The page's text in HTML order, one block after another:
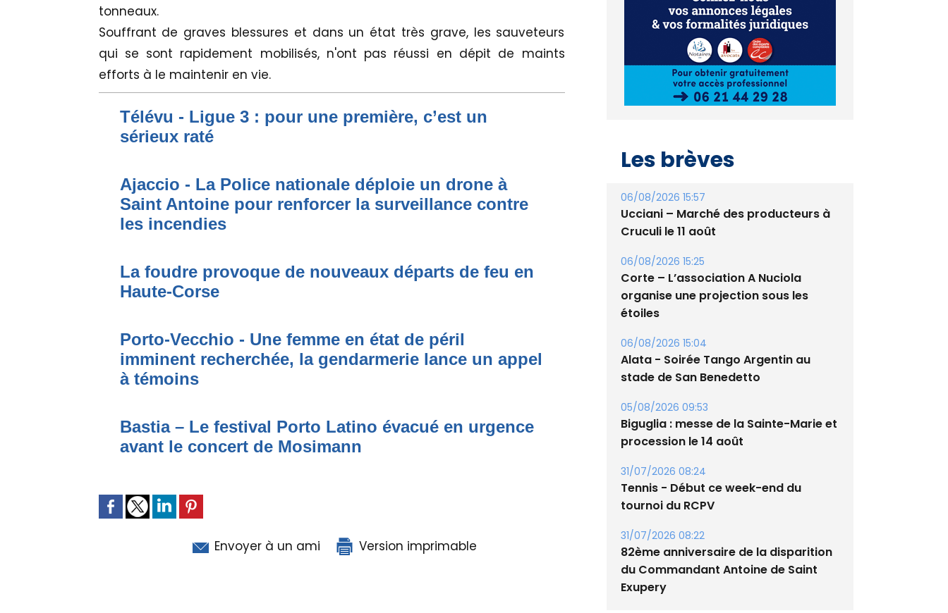
tonneaux.
Souffrant de graves blessures et dans un état très grave, les sauveteurs
qui se sont rapidement mobilisés, n'ont pas réussi en dépit de maints
efforts à le maintenir en vie.
Télévu - Ligue 3 : pour une première, c’est un
sérieux raté
Ajaccio - La Police nationale déploie un drone à
Saint Antoine pour renforcer la surveillance contre
les incendies
La foudre provoque de nouveaux départs de feu en
Haute-Corse
Porto-Vecchio - Une femme en état de péril
imminent recherchée, la gendarmerie lance un appel
à témoins
Bastia – Le festival Porto Latino évacué en urgence
avant le concert de Mosimann
Envoyer à un ami Version imprimable
06/08/2026 15:57
Cruculi le 11 août
06/08/2026 15:25
organise une projection sous les
étoiles
06/08/2026 15:04
stade de San Benedetto
05/08/2026 09:53
procession le 14 août
31/07/2026 08:24
Tennis - Début ce week-end du
tournoi du RCPV
31/07/2026 08:22
du Commandant Antoine de Saint
Exupery